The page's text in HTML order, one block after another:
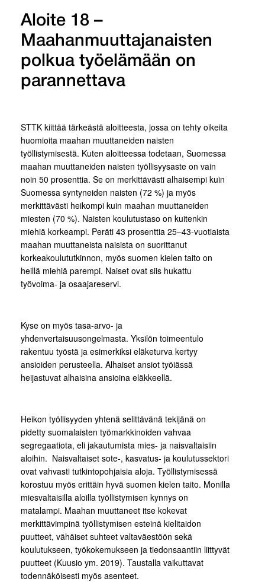
Aloite 18 –
Maahanmuuttajanaisten
polkua työelämään on
parannettava
STTK kiittää tärkeästä aloitteesta, jossa on tehty oikeita
huomioita maahan muuttaneiden naisten
työllistymisestä. Kuten aloitteessa todetaan, Suomessa
maahan muuttaneiden naisten työllisyysaste on vain
noin 50 prosenttia. Se on merkittävästi alhaisempi kuin
Suomessa syntyneiden naisten (72 %) ja myös
merkittävästi heikompi kuin maahan muuttaneiden
miesten (70 %). Naisten koulutustaso on kuitenkin
miehiä korkeampi. Peräti 43 prosenttia 25–43-vuotiaista
maahan muuttaneista naisista on suorittanut
korkeakoulututkinnon, myös suomen kielen taito on
heillä miehiä parempi. Naiset ovat siis hukattu
työvoima- ja osaajareservi.
Kyse on myös tasa-arvo- ja
yhdenvertaisuusongelmasta. Yksilön toimeentulo
rakentuu työstä ja esimerkiksi eläketurva kertyy
ansioiden perusteella. Alhaiset ansiot työiässä
heijastuvat alhaisina ansioina eläkkeellä.
Heikon työllisyyden yhtenä selittävänä tekijänä on
pidetty suomalaisten työmarkkinoiden vahvaa
segregaatiota, eli jakautumista mies- ja naisvaltaisiin
aloihin. Naisvaltaiset sote-, kasvatus- ja koulutussektori
ovat vahvasti tutkintopohjaisia aloja. Työllistymisessä
korostuu myös erittäin hyvä suomen kielen taito. Monilla
miesvaltaisilla aloilla työllistymisen kynnys on
matalampi. Maahan muuttaneet itse kokevat
merkittävimpinä työllistymisen esteinä kielitaidon
puutteet, vähäiset suhteet valtaväestöön sekä
koulutukseen, työkokemukseen ja tiedonsaantiin liittyvät
puutteet (Kuusio ym. 2019). Taustalla vaikuttavat
todennäköisesti myös asenteet.